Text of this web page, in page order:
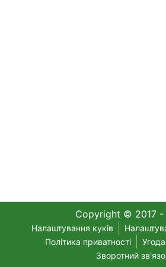
Copyright © 2017 -
Налаштування куків
Політика приватності
Зворотний